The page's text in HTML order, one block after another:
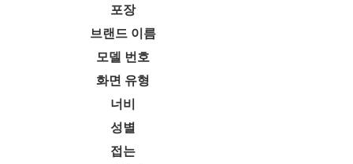
포장
브랜드 이름
모델 번호
화면 유형
너비
성별
접는